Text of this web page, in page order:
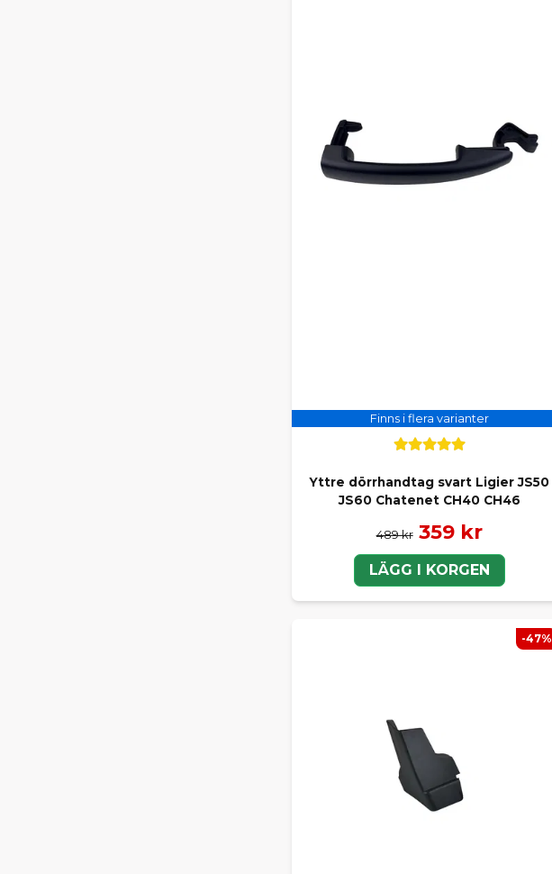
Finns i flera varianter
Yttre dörrhandtag svart Ligier JS50
JS60 Chatenet CH40 CH46
489 kr 359 kr
LÄGG I KORGEN
-47%